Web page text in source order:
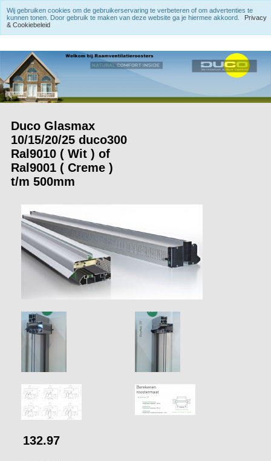
Duco Glasmax
10/15/20/25 duco300
Ral9010 ( Wit ) of
Ral9001 ( Creme )
t/m 500mm
132.97
Wij gebruiken cookies om de gebruikerservaring te verbeteren of om advertenties te
kunnen tonen. Door gebruik te maken van deze website ga je hiermee akkoord.
Privacy
& Cookiebeleid